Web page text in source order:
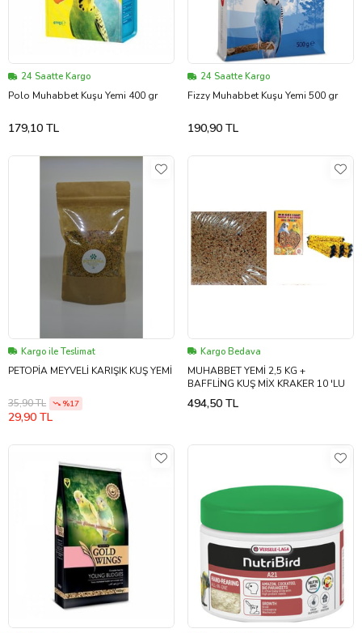
24 Saatte Kargo
Polo Muhabbet Kuşu Yemi 400 gr
179,10 TL
24 Saatte Kargo
Fizzy Muhabbet Kuşu Yemi 500 gr
190,90 TL
Kargo ile Teslimat
PETOPİA MEYVELİ KARIŞIK KUŞ YEMİ
35,90 TL %17
29,90 TL
Kargo Bedava
MUHABBET YEMİ 2,5 KG +
BAFFLİNG KUŞ MİX KRAKER 10 'LU
494,50 TL